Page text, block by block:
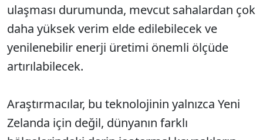
ulaşması durumunda, mevcut sahalardan çok
daha yüksek verim elde edilebilecek ve
yenilenebilir enerji üretimi önemli ölçüde
artırılabilecek.
Araştırmacılar, bu teknolojinin yalnızca Yeni
Zelanda için değil, dünyanın farklı